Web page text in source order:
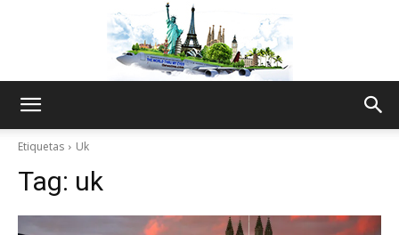
Etiquetas Uk
Tag: uk